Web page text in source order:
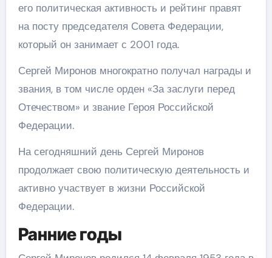
его политическая активность и рейтинг правят
на посту председателя Совета Федерации,
который он занимает с 2001 года.
Сергей Миронов многократно получал награды и
звания, в том числе орден «За заслуги перед
Отечеством» и звание Героя Российской
Федерации.
На сегодняшний день Сергей Миронов
продолжает свою политическую деятельность и
активно участвует в жизни Российской
Федерации.
Ранние годы